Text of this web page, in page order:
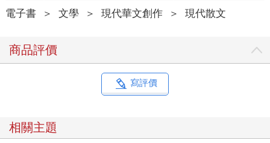
電子書 ＞ 文學 ＞ 現代華文創作 ＞ 現代散文
商品評價
寫評價
相關主題